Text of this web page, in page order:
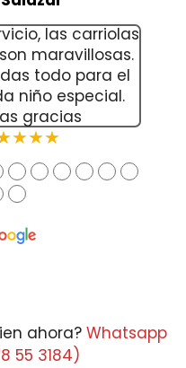
las carriolas
maravillosas.
todo para el
niño especial.
gracias
●●●●●●
●
ahora? Whatsapp
55 3184)